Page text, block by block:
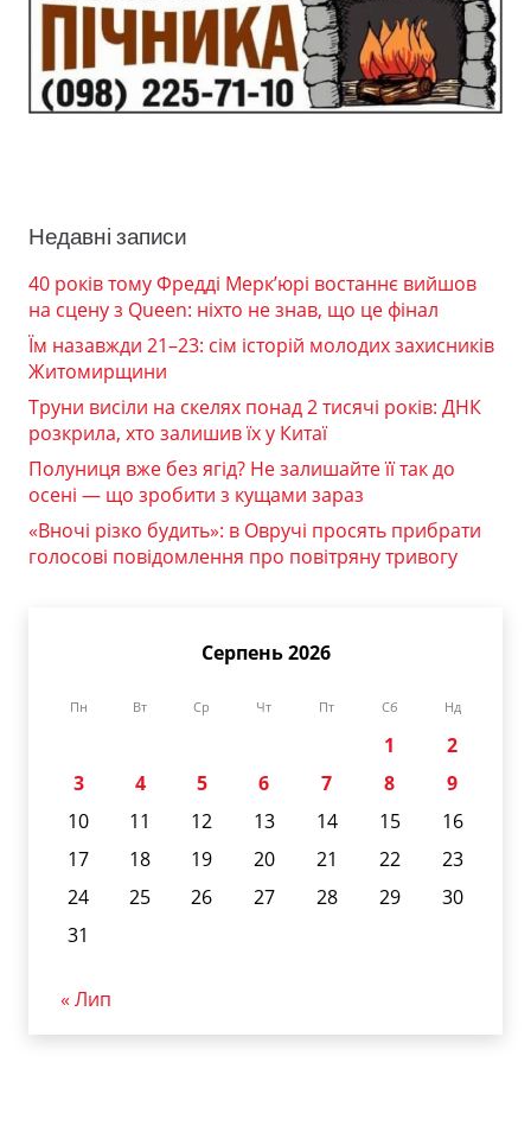
Недавні записи
40 років тому Фредді Мерк’юрі востаннє вийшов
на сцену з Queen: ніхто не знав, що це фінал
Їм назавжди 21–23: сім історій молодих захисників
Житомирщини
Труни висіли на скелях понад 2 тисячі років: ДНК
розкрила, хто залишив їх у Китаї
Полуниця вже без ягід? Не залишайте її так до
осені — що зробити з кущами зараз
«Вночі різко будить»: в Овручі просять прибрати
голосові повідомлення про повітряну тривогу
Серпень 2026
Пн Вт Ср Чт Пт Сб Нд
1
2
3
4 5 6 7 8
9
10
11 12 13 14 15
16
17
18 19 20 21 22
23
24
25 26 27 28 29
30
31
« Лип